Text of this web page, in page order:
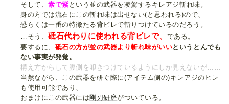
そして、素で紫 という並の武器を凌駕するキレアジ斬れ味。
身の方では流石にこの斬れ味は出せない(と思われる)ので、
恐らくは一番の特徴たる背ビレで斬りつけているのだろう。
…そう、砥石代わりに使われる背ビレで、 である。
要するに、 砥石の方が並の武器より斬れ味がいいというとんでも
ない事実が発覚。
構え方からして腹側を叩きつけているようにしか見えないが……
当然ながら、この武器を研ぐ際に(アイテム側の)キレアジのヒレ
も使用可能であり、
おまけにこの武器には剛刃研磨がついている。